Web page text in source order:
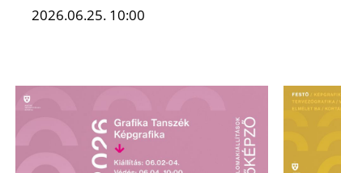
2026.06.25. 10:00